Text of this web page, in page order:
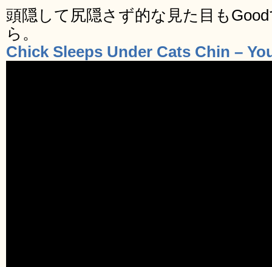
頭隠して尻隠さず的な見た目も
ら。
Chick Sleeps Under Cats Chin –